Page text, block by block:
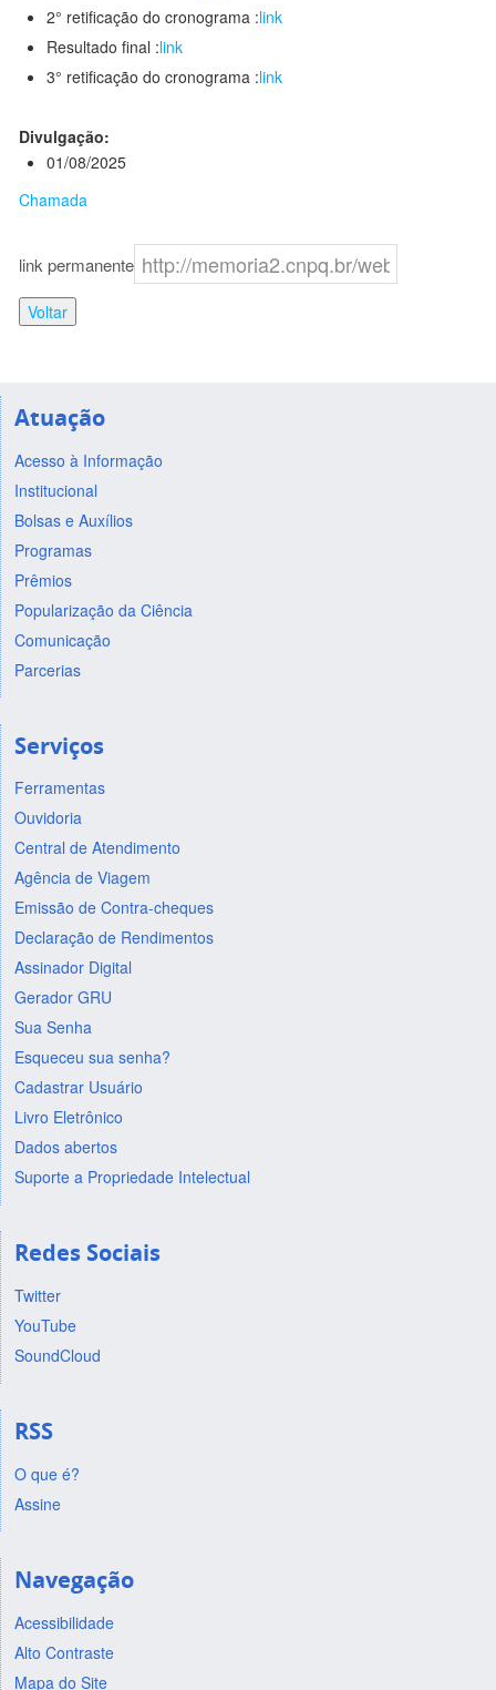
2° retificação do cronograma :link
Resultado final :link
3° retificação do cronograma :link
Divulgação:
01/08/2025
Chamada
link permanente
Voltar
Atuação
Acesso à Informação
Institucional
Bolsas e Auxílios
Programas
Prêmios
Popularização da Ciência
Comunicação
Parcerias
Serviços
Ferramentas
Ouvidoria
Central de Atendimento
Agência de Viagem
Emissão de Contra-cheques
Declaração de Rendimentos
Assinador Digital
Gerador GRU
Sua Senha
Esqueceu sua senha?
Cadastrar Usuário
Livro Eletrônico
Dados abertos
Suporte a Propriedade Intelectual
Redes Sociais
Twitter
YouTube
SoundCloud
RSS
O que é?
Assine
Navegação
Acessibilidade
Alto Contraste
Mapa do Site